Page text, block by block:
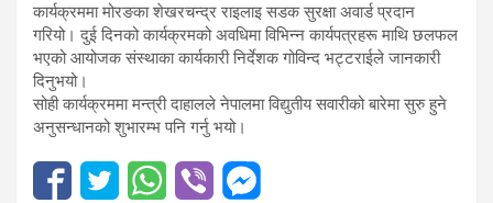
कार्यक्रममा मोरङका शेखरचन्द्र राइलाइ सडक सुरक्षा अवार्ड प्रदान
गरियो। दुई दिनको कार्यक्रमको अवधिमा विभिन्न कार्यपत्रहरू माथि छलफल
भएको आयोजक संस्थाका कार्यकारी निर्देशक गोविन्द भट्टराईले जानकारी
दिनुभयो।
सोही कार्यक्रममा मन्त्री दाहालले नेपालमा विद्युतीय सवारीको बारेमा सुरु हुने
अनुसन्धानको शुभारम्भ पनि गर्नु भयो।